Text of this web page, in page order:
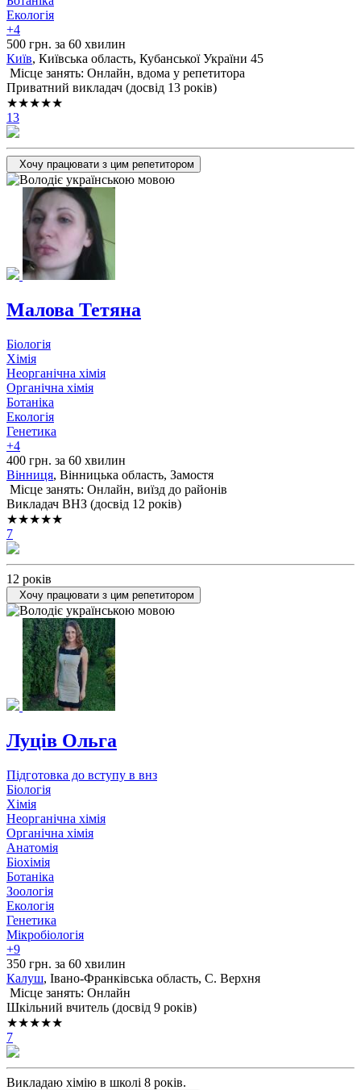
Екологія
+4
500 грн. за 60 хвилин
Київ, Київська область, Кубанської України 45
Місце занять: Онлайн, вдома у репетитора
Приватний викладач (досвід 13 років)
★★★★★
13
Хочу працювати з цим репетитором
Малова Тетяна
Біологія
Хімія
Неорганічна хімія
Органічна хімія
Ботаніка
Екологія
Генетика
+4
400 грн. за 60 хвилин
Вінниця, Вінницька область, Замостя
Місце занять: Онлайн, виїзд до районів
Викладач ВНЗ (досвід 12 років)
★★★★★
7
12 років
Хочу працювати з цим репетитором
Луців Ольга
Підготовка до вступу в внз
Біологія
Хімія
Неорганічна хімія
Органічна хімія
Анатомія
Біохімія
Ботаніка
Зоологія
Екологія
Генетика
Мікробіологія
+9
350 грн. за 60 хвилин
Калуш, Івано-Франківська область, С. Верхня
Місце занять: Онлайн
Шкільний вчитель (досвід 9 років)
★★★★★
7
Викладаю хімію в школі 8 років.